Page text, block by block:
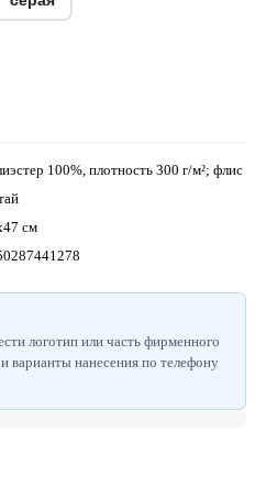
100%, плотность 300 г/м²; флис
см
логотип или часть фирменного
варианты нанесения по телефону